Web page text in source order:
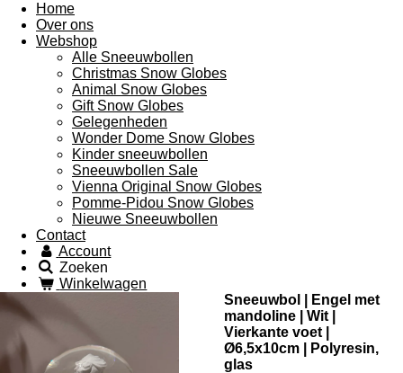
Home
Over ons
Webshop
Alle Sneeuwbollen
Christmas Snow Globes
Animal Snow Globes
Gift Snow Globes
Gelegenheden
Wonder Dome Snow Globes
Kinder sneeuwbollen
Sneeuwbollen Sale
Vienna Original Snow Globes
Pomme-Pidou Snow Globes
Nieuwe Sneeuwbollen
Contact
Account
Zoeken
Winkelwagen
Sneeuwbol | Engel met
mandoline | Wit |
Vierkante voet |
Ø6,5x10cm | Polyresin,
glas